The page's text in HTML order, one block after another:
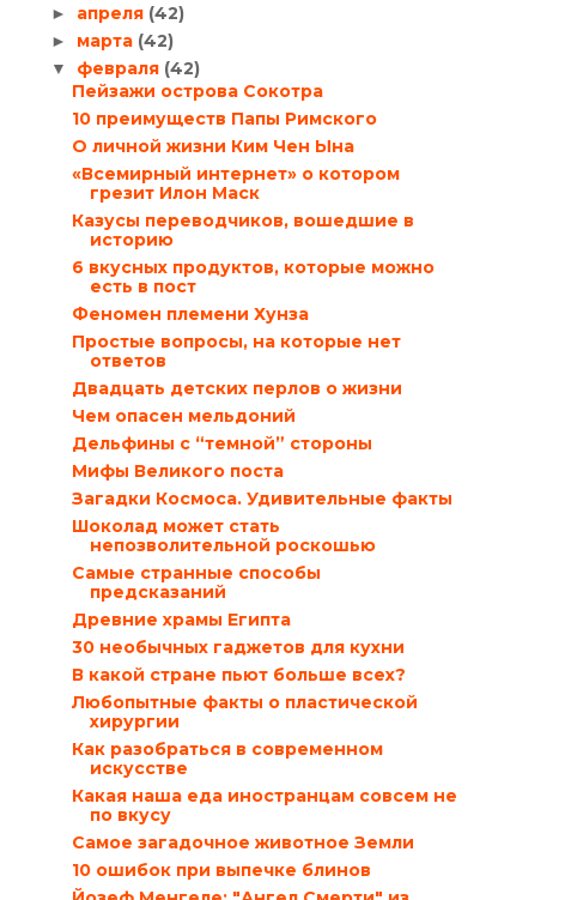
► апреля (42)
► марта (42)
▼ февраля (42)
Пейзажи острова Сокотра
10 преимуществ Папы Римского
О личной жизни Ким Чен Ына
«Всемирный интернет» о котором
грезит Илон Маск
Казусы переводчиков, вошедшие в
историю
6 вкусных продуктов, которые можно
есть в пост
Феномен племени Хунза
Простые вопросы, на которые нет
ответов
Двадцать детских перлов о жизни
Чем опасен мельдоний
Дельфины с “темной” стороны
Мифы Великого поста
Загадки Космоса. Удивительные факты
Шоколад может стать
непозволительной роскошью
Самые странные способы
предсказаний
Древние храмы Египта
30 необычных гаджетов для кухни
В какой стране пьют больше всех?
Любопытные факты о пластической
хирургии
Как разобраться в современном
искусстве
Какая наша еда иностранцам совсем не
по вкусу
Самое загадочное животное Земли
10 ошибок при выпечке блинов